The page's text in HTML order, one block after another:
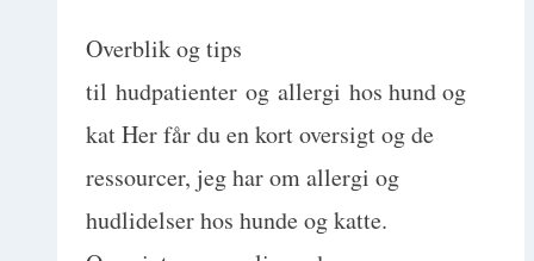
Overblik og tips
til hudpatienter og allergi hos hund og
kat Her får du en kort oversigt og de
ressourcer, jeg har om allergi og
hudlidelser hos hunde og katte.